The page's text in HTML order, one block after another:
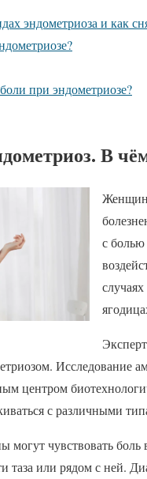
эндометриоза и как
при эндометриозе?
В
с
Исследование
центром
с различными
чувствовать боль
таза или рядом с ней.